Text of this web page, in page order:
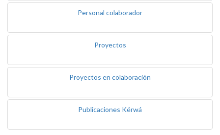
Personal colaborador
Proyectos
Proyectos en colaboración
Publicaciones Kérwá